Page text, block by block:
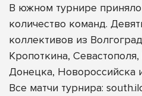
В южном турнире
количество команд.
коллективов из
Кропоткина,
Донецка, Новороссийска
Все матчи турнира: